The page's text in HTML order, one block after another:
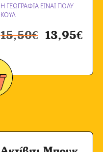
Η ΓΕΩΓΡΑΦΙΑ ΕΙΝΑΙ ΠΟΛΥ
ΚΟΥΛ
15,50€ 13,95€